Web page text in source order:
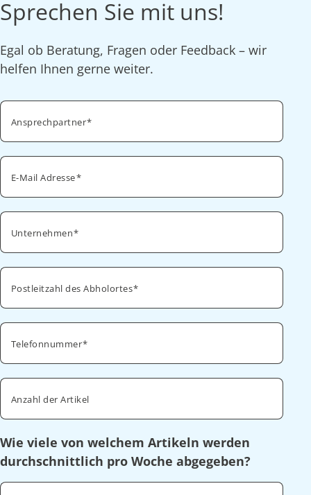
Sprechen Sie mit uns!
Egal ob Beratung, Fragen oder Feedback – wir
helfen Ihnen gerne weiter.
Ansprechpartner
E-Mail Adresse
Unternehmen
Postleitzahl des Abholortes
Telefonnummer
Anzahl der Artikel
Wie viele von welchem Artikeln werden
durchschnittlich pro Woche abgegeben?